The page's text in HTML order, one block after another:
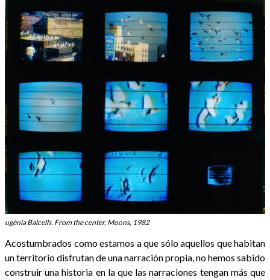
ugènia Balcells. From the center, Moons, 1982
Acostumbrados como estamos a que sólo aquellos que habitan
un territorio disfrutan de una narración propia, no hemos sabido
construir una historia en la que las narraciones tengan más que